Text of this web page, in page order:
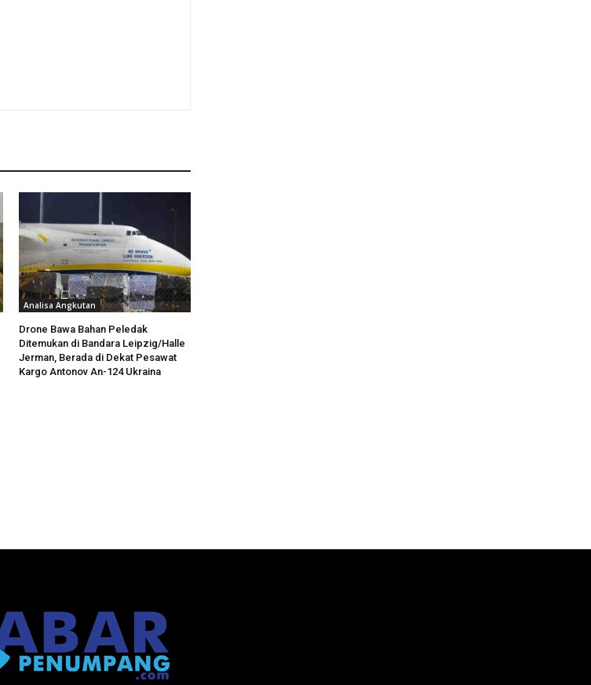
Analisa Angkutan
Drone Bawa Bahan Peledak
Ditemukan di Bandara Leipzig/Halle
Jerman, Berada di Dekat Pesawat
Kargo Antonov An-124 Ukraina